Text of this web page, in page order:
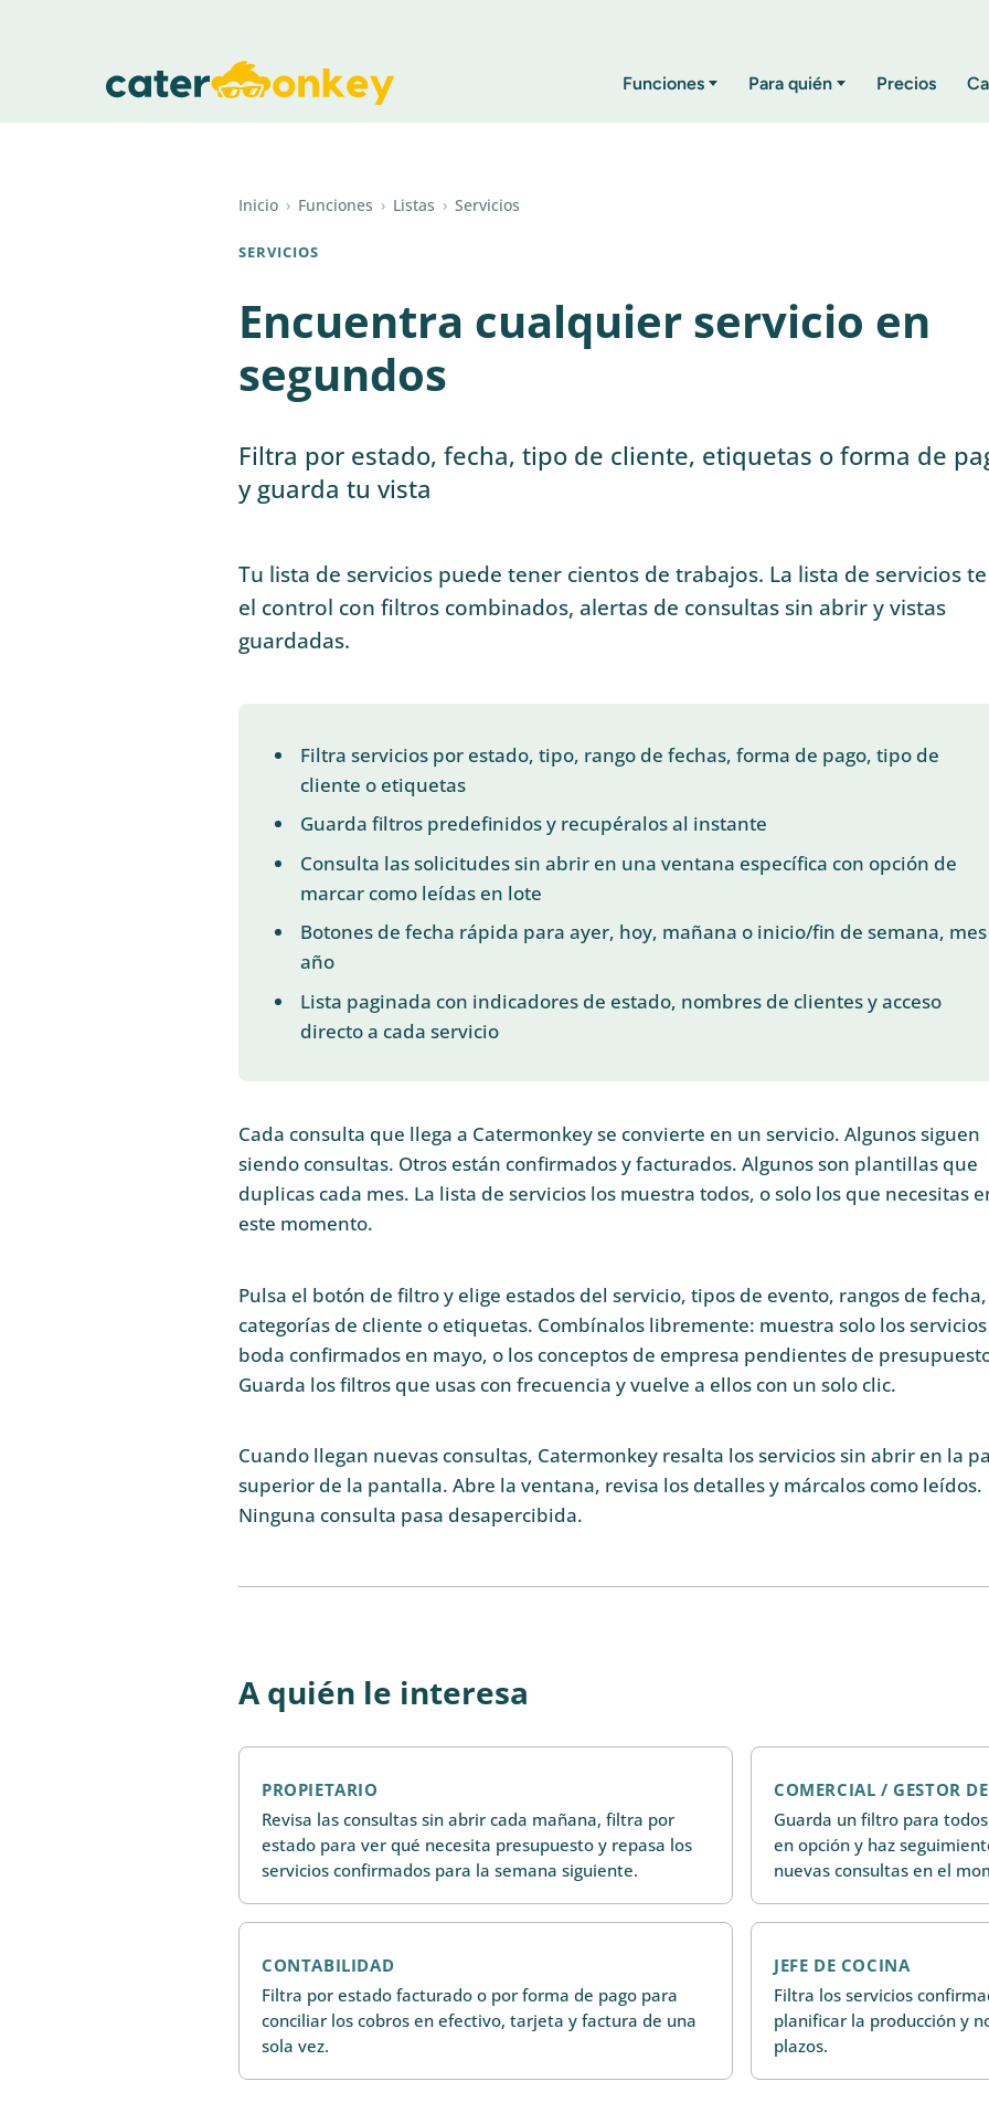
Funciones Para quién Precios
Inicio › Funciones › Listas › Servicios
SERVICIOS
Encuentra cualquier servicio en
segundos
Filtra por estado, fecha, tipo de cliente, etiquetas o forma de
y guarda tu vista
Tu lista de servicios puede tener cientos de trabajos. La lista de servicios
el control con filtros combinados, alertas de consultas sin abrir y vistas
guardadas.
Filtra servicios por estado, tipo, rango de fechas, forma de pago, tipo de
cliente o etiquetas
Guarda filtros predefinidos y recupéralos al instante
Consulta las solicitudes sin abrir en una ventana específica con opción de
marcar como leídas en lote
Botones de fecha rápida para ayer, hoy, mañana o inicio/fin de semana,
año
Lista paginada con indicadores de estado, nombres de clientes y acceso
directo a cada servicio
Cada consulta que llega a Catermonkey se convierte en un servicio. Algunos siguen
siendo consultas. Otros están confirmados y facturados. Algunos son plantillas que
duplicas cada mes. La lista de servicios los muestra todos, o solo los que necesitas
este momento.
Pulsa el botón de filtro y elige estados del servicio, tipos de evento, rangos de fecha,
categorías de cliente o etiquetas. Combínalos libremente: muestra solo los
boda confirmados en mayo, o los conceptos de empresa pendientes de
Guarda los filtros que usas con frecuencia y vuelve a ellos con un solo clic.
Cuando llegan nuevas consultas, Catermonkey resalta los servicios sin abrir en la
superior de la pantalla. Abre la ventana, revisa los detalles y márcalos como leídos.
Ninguna consulta pasa desapercibida.
A quién le interesa
PROPIETARIO
Revisa las consultas sin abrir cada mañana, filtra por
estado para ver qué necesita presupuesto y repasa los
servicios confirmados para la semana siguiente.
COMERCIAL / GESTOR
Guarda un filtro para
en opción y haz
nuevas consultas en el
CONTABILIDAD
Filtra por estado facturado o por forma de pago para
conciliar los cobros en efectivo, tarjeta y factura de una
sola vez.
JEFE DE COCINA
Filtra los servicios
planificar la producción y
plazos.